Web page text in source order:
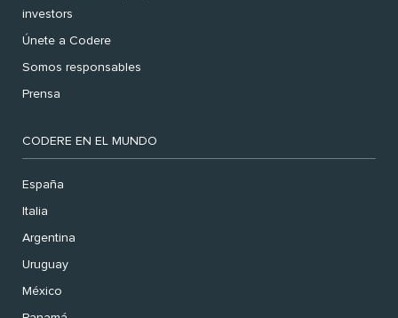
investors
Únete a Codere
Somos responsables
Prensa
CODERE EN EL MUNDO
España
Italia
Argentina
Uruguay
México